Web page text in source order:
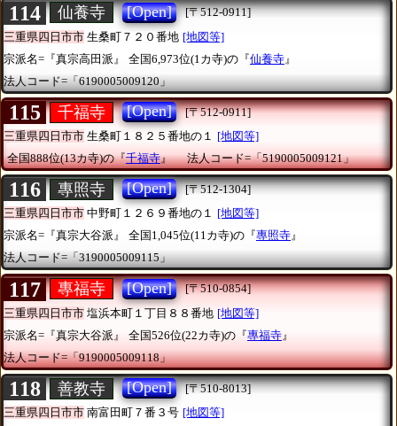
114 仙養寺 [Open]
[〒512-0911]
三重県四日市市 生桑町７２０番地 [地図等]
宗派名=『真宗高田派』
全国6,973位(1カ寺)の『仙養寺 』
法人コード=「6190005009120」
115 千福寺 [Open]
[〒512-0911]
三重県四日市市 生桑町１８２５番地の１ [地図等]
全国888位(13カ寺)の『千福寺』 法人コード=「5190005009121」
116 專照寺 [Open]
[〒512-1304]
三重県四日市市 中野町１２６９番地の１ [地図等]
宗派名=『真宗大谷派』
全国1,045位(11カ寺)の『專照寺』
法人コード=「3190005009115」
117 專福寺 [Open]
[〒510-0854]
三重県四日市市 塩浜本町１丁目８８番地 [地図等]
宗派名=『真宗大谷派』
全国526位(22カ寺)の『專福寺 』
法人コード=「9190005009118」
118 善教寺 [Open]
[〒510-8013]
三重県四日市市 南富田町７番３号 [地図等]